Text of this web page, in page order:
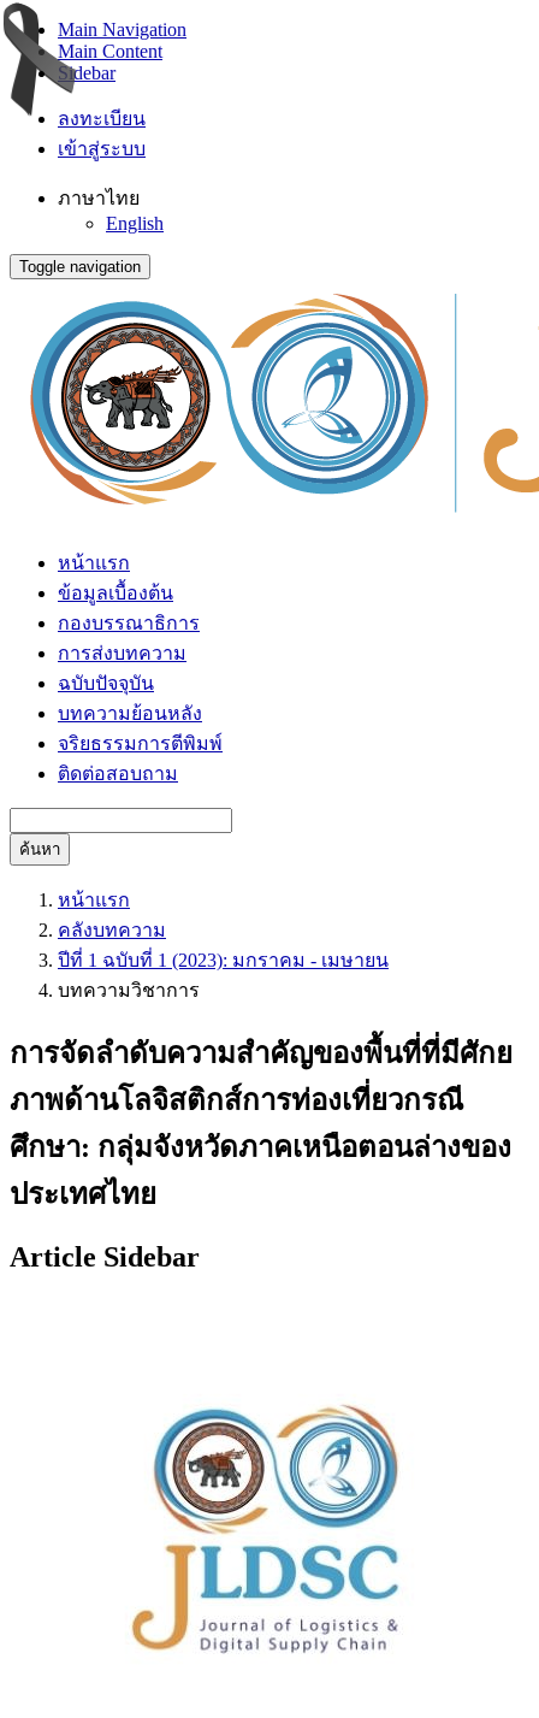
Main Navigation
Main Content
Sidebar
ลงทะเบียน
เข้าสู่ระบบ
ภาษาไทย
English
Toggle navigation
หน้าแรก
ข้อมูลเบื้องต้น
กองบรรณาธิการ
การส่งบทความ
ฉบับปัจจุบัน
บทความย้อนหลัง
จริยธรรมการตีพิมพ์
ติดต่อสอบถาม
ค้นหา
หน้าแรก
คลังบทความ
ปีที่ 1 ฉบับที่ 1 (2023): มกราคม - เมษายน
บทความวิชาการ
การจัดลำดับความสำคัญของพื้นที่ที่มีศักย
ภาพด้านโลจิสติกส์การท่องเที่ยวกรณี
ศึกษา: กลุ่มจังหวัดภาคเหนือตอนล่างของ
ประเทศไทย
Article Sidebar